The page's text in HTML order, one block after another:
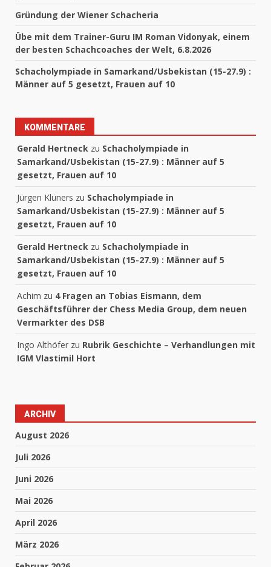
Gründung der Wiener Schacheria
Übe mit dem Trainer-Guru IM Roman Vidonyak, einem
der besten Schachcoaches der Welt, 6.8.2026
Schacholympiade in Samarkand/Usbekistan (15-27.9) :
Männer auf 5 gesetzt, Frauen auf 10
KOMMENTARE
Gerald Hertneck zu Schacholympiade in
Samarkand/Usbekistan (15-27.9) : Männer auf 5
gesetzt, Frauen auf 10
Jürgen Klüners zu Schacholympiade in
Samarkand/Usbekistan (15-27.9) : Männer auf 5
gesetzt, Frauen auf 10
Gerald Hertneck zu Schacholympiade in
Samarkand/Usbekistan (15-27.9) : Männer auf 5
gesetzt, Frauen auf 10
Achim zu 4 Fragen an Tobias Eismann, dem
Geschäftsführer der Chess Media Group, dem neuen
Vermarkter des DSB
Ingo Althöfer zu Rubrik Geschichte – Verhandlungen mit
IGM Vlastimil Hort
ARCHIV
August 2026
Juli 2026
Juni 2026
Mai 2026
April 2026
März 2026